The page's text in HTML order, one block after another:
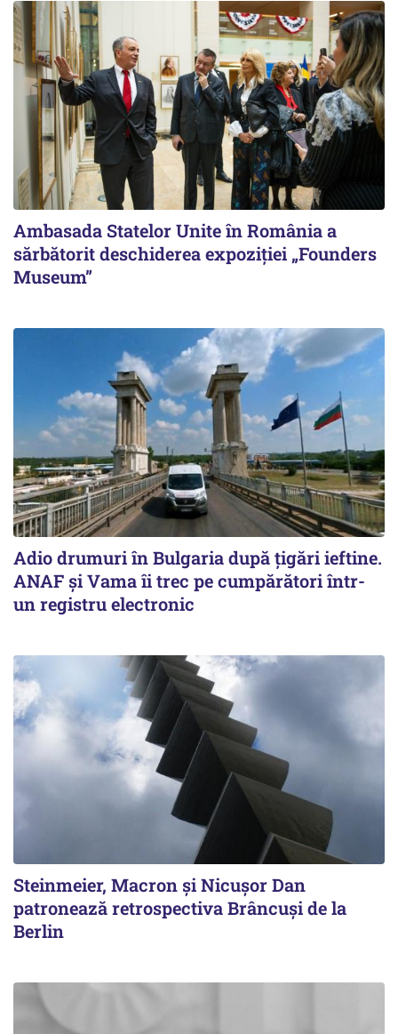
Ambasada Statelor Unite în România a
sărbătorit deschiderea expoziției „Founders
Museum”
Adio drumuri în Bulgaria după țigări ieftine.
ANAF și Vama îi trec pe cumpărători într-
un registru electronic
Steinmeier, Macron și Nicușor Dan
patronează retrospectiva Brâncuși de la
Berlin